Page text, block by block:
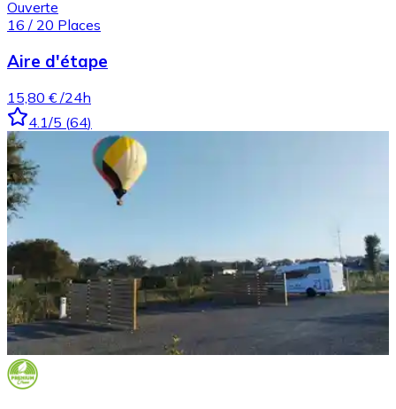
Ouverte
16 / 20 Places
Aire d'étape
15,80 € /24h
4.1/5 (64)